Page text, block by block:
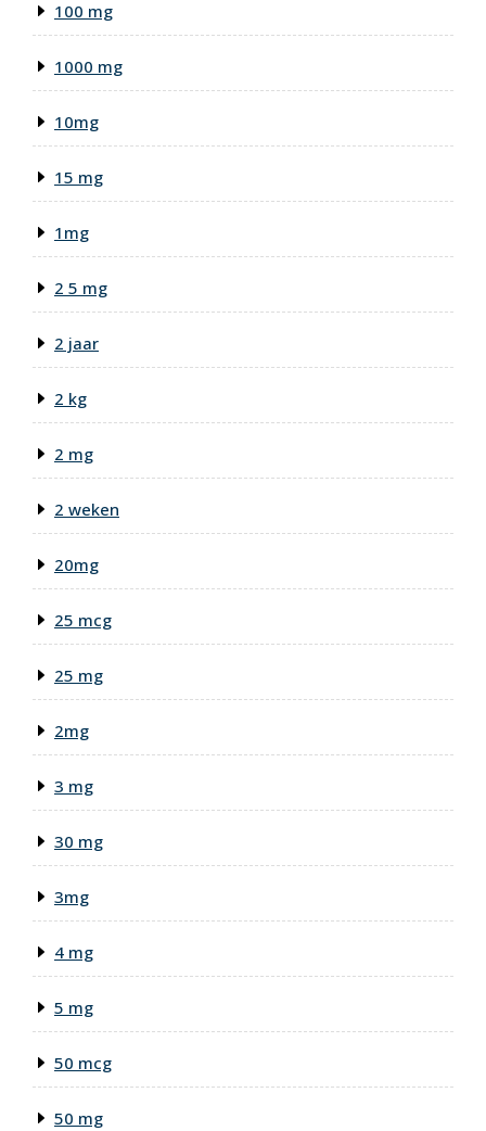
100 mg
1000 mg
10mg
15 mg
1mg
2 5 mg
2 jaar
2 kg
2 mg
2 weken
20mg
25 mcg
25 mg
2mg
3 mg
30 mg
3mg
4 mg
5 mg
50 mcg
50 mg